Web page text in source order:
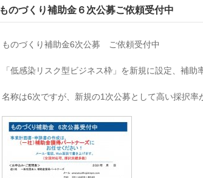
ものづくり補助金６次公募ご依頼受付中
ものづくり補助金6次公募 ご依頼受付中
「低感染リスク型ビジネス枠」を新規に設定、補助
名称は6次ですが、新規の1次公募として高い採択率